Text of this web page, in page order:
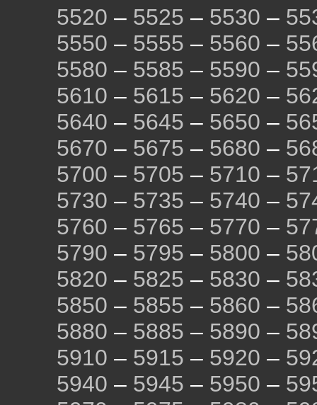
5520 – 5525 – 5530 –
5550 – 5555 – 5560 –
5580 – 5585 – 5590 –
5610 – 5615 – 5620 –
5640 – 5645 – 5650 –
5670 – 5675 – 5680 –
5700 – 5705 – 5710 –
5730 – 5735 – 5740 –
5760 – 5765 – 5770 –
5790 – 5795 – 5800 –
5820 – 5825 – 5830 –
5850 – 5855 – 5860 –
5880 – 5885 – 5890 –
5910 – 5915 – 5920 –
5940 – 5945 – 5950 –